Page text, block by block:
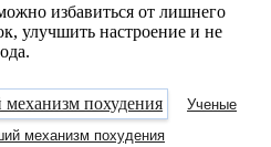
избавиться от лишнего
улучшить настроение и не
Ученые
механизм похудения